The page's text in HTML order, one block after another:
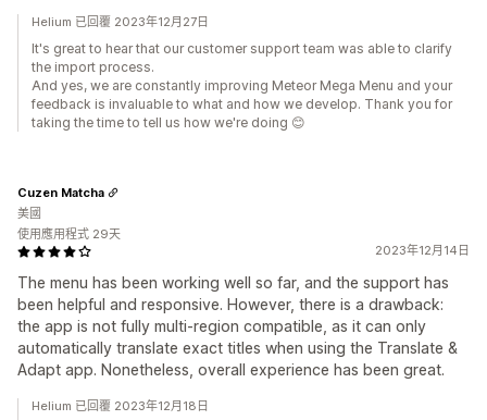
Helium 已回覆 2023年12月27日
It's great to hear that our customer support team was able to clarify
the import process.
And yes, we are constantly improving Meteor Mega Menu and your
feedback is invaluable to what and how we develop. Thank you for
taking the time to tell us how we're doing 😊
2023年12月14日
The menu has been working well so far, and the support has
been helpful and responsive. However, there is a drawback:
the app is not fully multi-region compatible, as it can only
automatically translate exact titles when using the Translate &
Adapt app. Nonetheless, overall experience has been great.
Cuzen Matcha
美國
使用應用程式 29天
Helium 已回覆 2023年12月18日